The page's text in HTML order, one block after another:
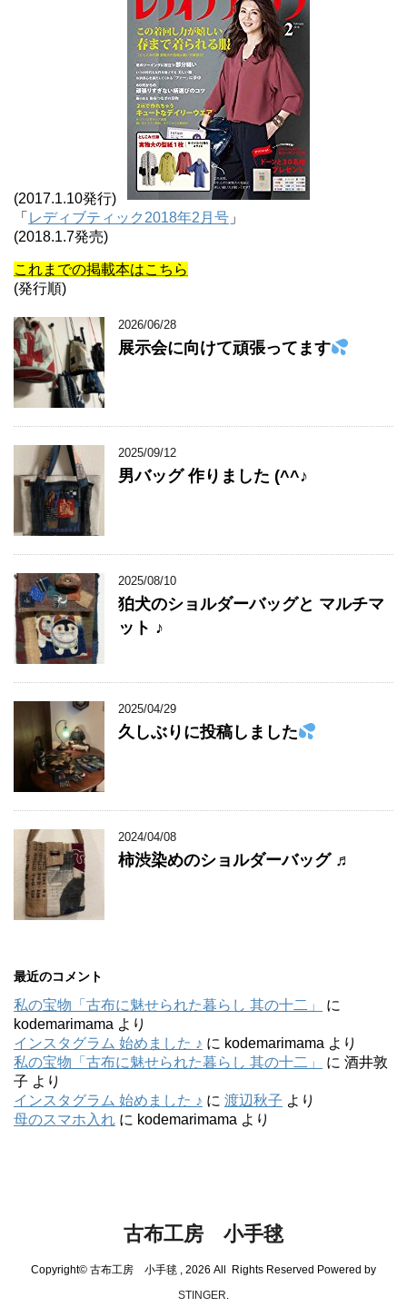
(2017.1.10発行)
「 レディブティック2018年2月号 」
(2018.1.7発売)
これまでの掲載本はこちら
(発行順)
2026/06/28
展示会に向けて頑張ってます
2025/09/12
男バッグ 作りました (^^♪
2025/08/10
狛犬のショルダーバッグと マルチマ
ット ♪
2025/04/29
久しぶりに投稿しました
2024/04/08
柿渋染めのショルダーバッグ ♬
最近のコメント
私の宝物「古布に魅せられた暮らし 其の十二」
に
kodemarimama より
インスタグラム 始めました ♪ に kodemarimama より
私の宝物「古布に魅せられた暮らし 其の十二」
に 酒井敦
子 より
インスタグラム 始めました ♪ に 渡辺秋子 より
母のスマホ入れ に kodemarimama より
古布工房 小手毬
Copyright© 古布工房 小手毬 , 2026 All Rights Reserved Powered by
STINGER